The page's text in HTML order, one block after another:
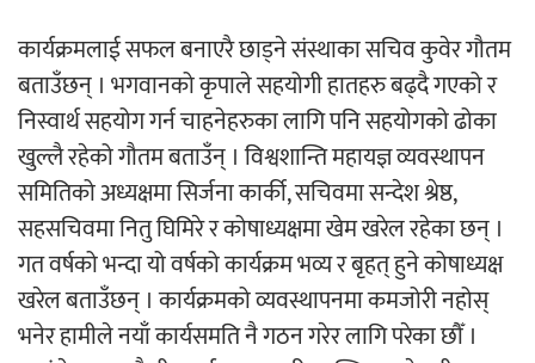
कार्यक्रमलाई सफल बनाएरै छाड्ने संस्थाका सचिव कुवेर गौतम
बताउँछन् । भगवानको कृपाले सहयोगी हातहरु बढ्दै गएको र
निस्वार्थ सहयोग गर्न चाहनेहरुका लागि पनि सहयोगको ढोका
खुल्लै रहेको गौतम बताउँन् । विश्वशान्ति महायज्ञ व्यवस्थापन
समितिको अध्यक्षमा सिर्जना कार्की, सचिवमा सन्देश श्रेष्ठ,
सहसचिवमा नितु घिमिरे र कोषाध्यक्षमा खेम खरेल रहेका छन् ।
गत वर्षको भन्दा यो वर्षको कार्यक्रम भव्य र बृहत् हुने कोषाध्यक्ष
खरेल बताउँछन् । कार्यक्रमको व्यवस्थापनमा कमजोरी नहोस्
भनेर हामीले नयाँ कार्यसमति नै गठन गरेर लागि परेका छौँ ।